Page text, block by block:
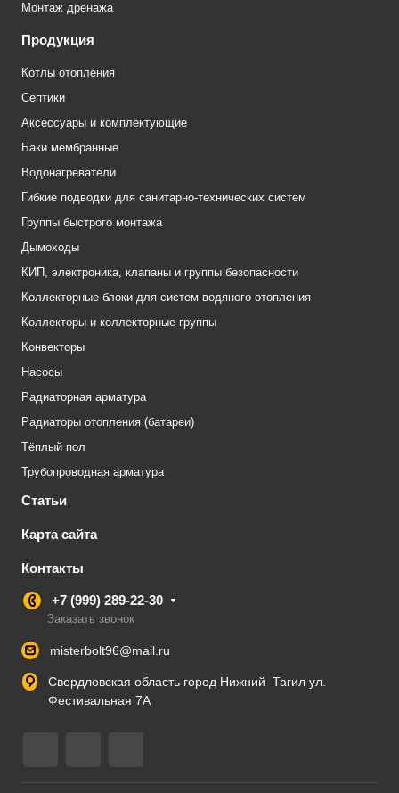
Монтаж дренажа
Продукция
Котлы отопления
Септики
Аксессуары и комплектующие
Баки мембранные
Водонагреватели
Гибкие подводки для санитарно-технических систем
Группы быстрого монтажа
Дымоходы
КИП, электроника, клапаны и группы безопасности
Коллекторные блоки для систем водяного отопления
Коллекторы и коллекторные группы
Конвекторы
Насосы
Радиаторная арматура
Радиаторы отопления (батареи)
Тёплый пол
Трубопроводная арматура
Статьи
Карта сайта
Контакты
+7 (999) 289-22-30
Заказать звонок
misterbolt96@mail.ru
Свердловская область город Нижний Тагил ул.
Фестивальная 7А